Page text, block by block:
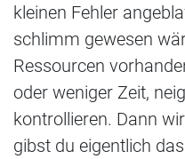
kleinen Fehler
schlimm gewesen
Ressourcen
oder weniger Zeit,
kontrollieren. Dann
gibst du eigentlich